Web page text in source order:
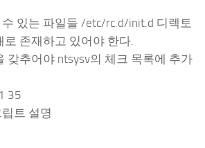
있는 파일들 /etc/rc.d/init.d 디렉토
존재하고 있어야 한다.
갖추어야 ntsysv의 체크 목록에 추가
35
트 설명